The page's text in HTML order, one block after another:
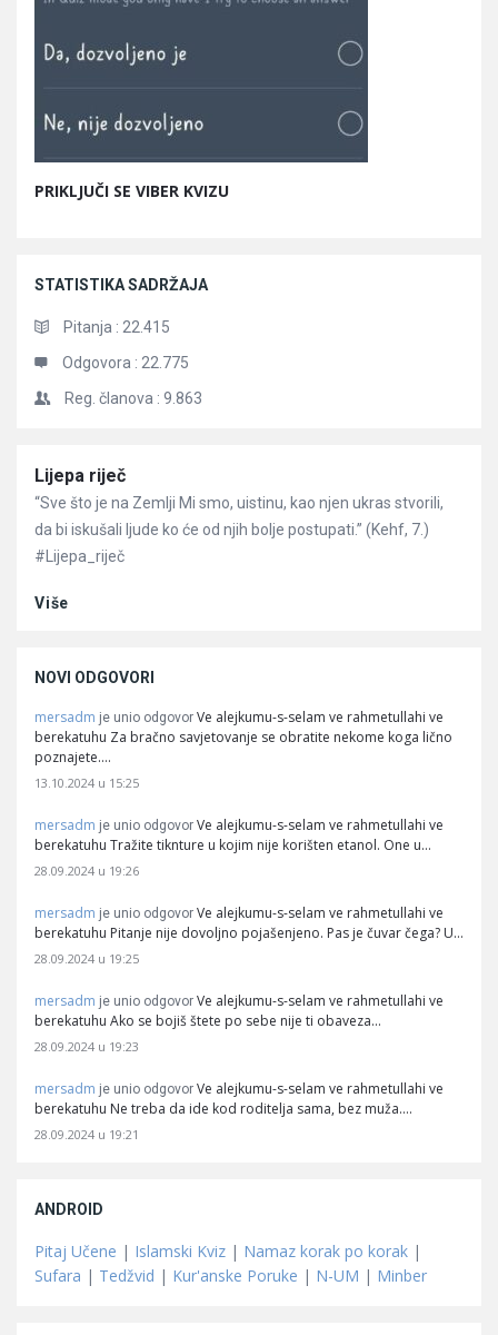
PRIKLJUČI SE VIBER KVIZU
STATISTIKA SADRŽAJA
Pitanja : 22.415
Odgovora : 22.775
Reg. članova : 9.863
Članci
Lijepa riječ
“Sve što je na Zemlji Mi smo, uistinu, kao njen ukras stvorili,
da bi iskušali ljude ko će od njih bolje postupati.” (Kehf, 7.)
#Lijepa_riječ
Više
NOVI ODGOVORI
mersadm je unio odgovor Ve alejkumu-s-selam ve rahmetullahi ve
berekatuhu Za bračno savjetovanje se obratite nekome koga lično
poznajete.…
13.10.2024 u 15:25
mersadm je unio odgovor Ve alejkumu-s-selam ve rahmetullahi ve
berekatuhu Tražite tiknture u kojim nije korišten etanol. One u…
28.09.2024 u 19:26
mersadm je unio odgovor Ve alejkumu-s-selam ve rahmetullahi ve
berekatuhu Pitanje nije dovoljno pojašenjeno. Pas je čuvar čega? U…
28.09.2024 u 19:25
mersadm je unio odgovor Ve alejkumu-s-selam ve rahmetullahi ve
berekatuhu Ako se bojiš štete po sebe nije ti obaveza…
28.09.2024 u 19:23
mersadm je unio odgovor Ve alejkumu-s-selam ve rahmetullahi ve
berekatuhu Ne treba da ide kod roditelja sama, bez muža.…
28.09.2024 u 19:21
ANDROID
Pitaj Učene | Islamski Kviz | Namaz korak po korak |
Sufara | Tedžvid | Kur'anske Poruke | N-UM | Minber